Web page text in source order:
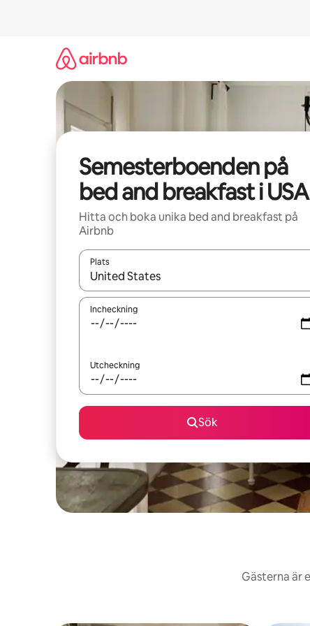
Semesterboenden på
bed and breakfast i USA
Hitta och boka unika bed and breakfast på
Airbnb
Plats
När resultaten är tillgängliga kan du navigera
Incheckning
Utcheckning
Sök
Gästerna är